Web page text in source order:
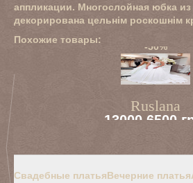
аппликации. Многослойная юбка
декорирована цельнім роскошнім
Похожие товары:
-50%
Ruslana
130006500
Свадебные платьяВечерние платья